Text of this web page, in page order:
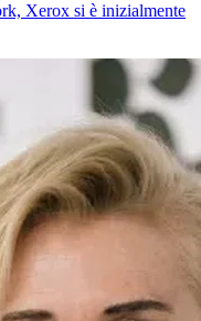
Xerox si è inizialmente